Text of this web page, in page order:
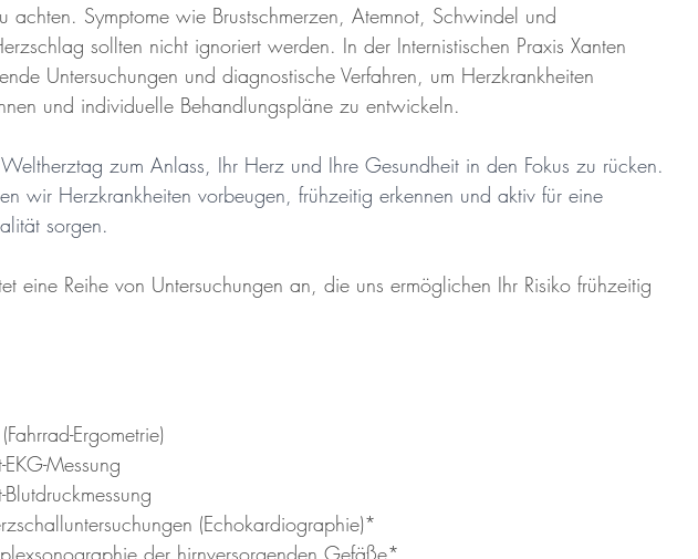
achten. Symptome wie Brustschmerzen, Atemnot, Schwindel und
sollten nicht ignoriert werden. In der Internistischen Praxis Xanten
Untersuchungen und diagnostische Verfahren, um Herzkrankheiten
und individuelle Behandlungspläne zu entwickeln.
zum Anlass, Ihr Herz und Ihre Gesundheit in den Fokus zu rücken.
wir Herzkrankheiten vorbeugen, frühzeitig erkennen und aktiv für eine
sorgen.
eine Reihe von Untersuchungen an, die uns ermöglichen Ihr Risiko frühzeitig
Ergometrie)
Messung
(Echokardiographie)*
der hirnversorgenden Gefäße*